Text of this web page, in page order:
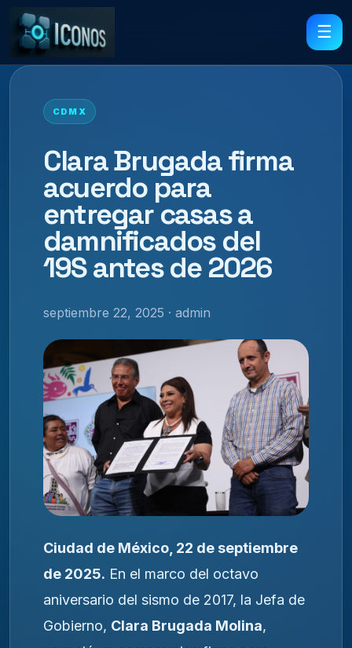
☰
CDMX
Clara Brugada firma
acuerdo para
entregar casas a
damnificados del
19S antes de 2026
septiembre 22, 2025 · admin
Ciudad de México, 22 de septiembre
de 2025. En el marco del octavo
aniversario del sismo de 2017, la Jefa de
Gobierno, Clara Brugada Molina,